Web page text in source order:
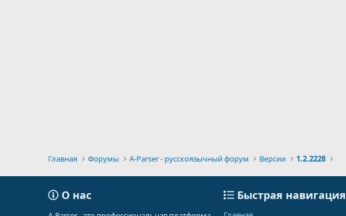
Главная Форумы A-Parser - русскоязычный форум Версии 1.2.2228
О нас Быстрая навигация